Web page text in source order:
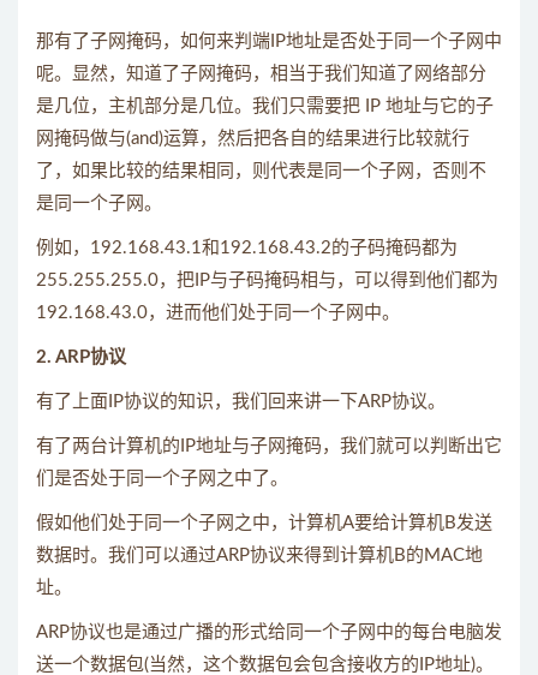
那有了子网掩码，如何来判端IP地址是否处于同一个子网中
呢。显然，知道了子网掩码，相当于我们知道了网络部分
是几位，主机部分是几位。我们只需要把 IP 地址与它的子
网掩码做与(and)运算，然后把各自的结果进行比较就行
了，如果比较的结果相同，则代表是同一个子网，否则不
是同一个子网。
例如，192.168.43.1和192.168.43.2的子码掩码都为
255.255.255.0，把IP与子码掩码相与，可以得到他们都为
192.168.43.0，进而他们处于同一个子网中。
2. ARP协议
有了上面IP协议的知识，我们回来讲一下ARP协议。
有了两台计算机的IP地址与子网掩码，我们就可以判断出它
们是否处于同一个子网之中了。
假如他们处于同一个子网之中，计算机A要给计算机B发送
数据时。我们可以通过ARP协议来得到计算机B的MAC地
址。
ARP协议也是通过广播的形式给同一个子网中的每台电脑发
送一个数据包(当然，这个数据包会包含接收方的IP地址)。